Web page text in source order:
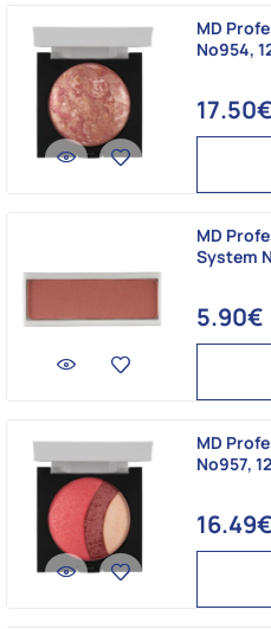
MD
No954,
17.50€
MD
System
5.90€
MD
No957,
16.49€